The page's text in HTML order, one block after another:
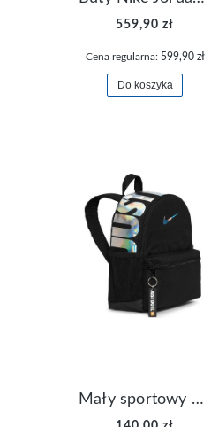
559,90 zł
Cena regularna:599,90 zł
Do koszyka
Mały sportowy plecak plecaczek Nike Brasilia JDI DR6091-017